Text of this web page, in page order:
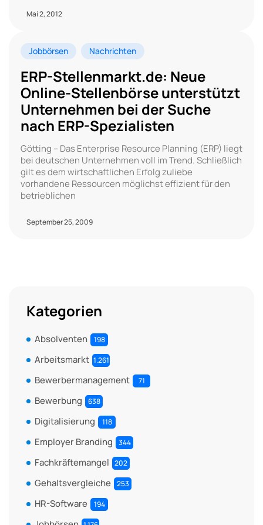
Mai 2, 2012
Jobbörsen Nachrichten
ERP-Stellenmarkt.de: Neue
Online-Stellenbörse unterstützt
Unternehmen bei der Suche
nach ERP-Spezialisten
Götting – Das Enterprise Resource Planning (ERP) liegt
bei deutschen Unternehmen voll im Trend. Schließlich
gilt es dem wirtschaftlichen Erfolg zuliebe
vorhandene Ressourcen möglichst effizient für den
betrieblichen
September 25, 2009
Kategorien
Absolventen 198
Arbeitsmarkt 1.261
Bewerbermanagement 71
Bewerbung 638
Digitalisierung 118
Employer Branding 344
Fachkräftemangel 202
Gehaltsvergleiche 253
HR-Software 194